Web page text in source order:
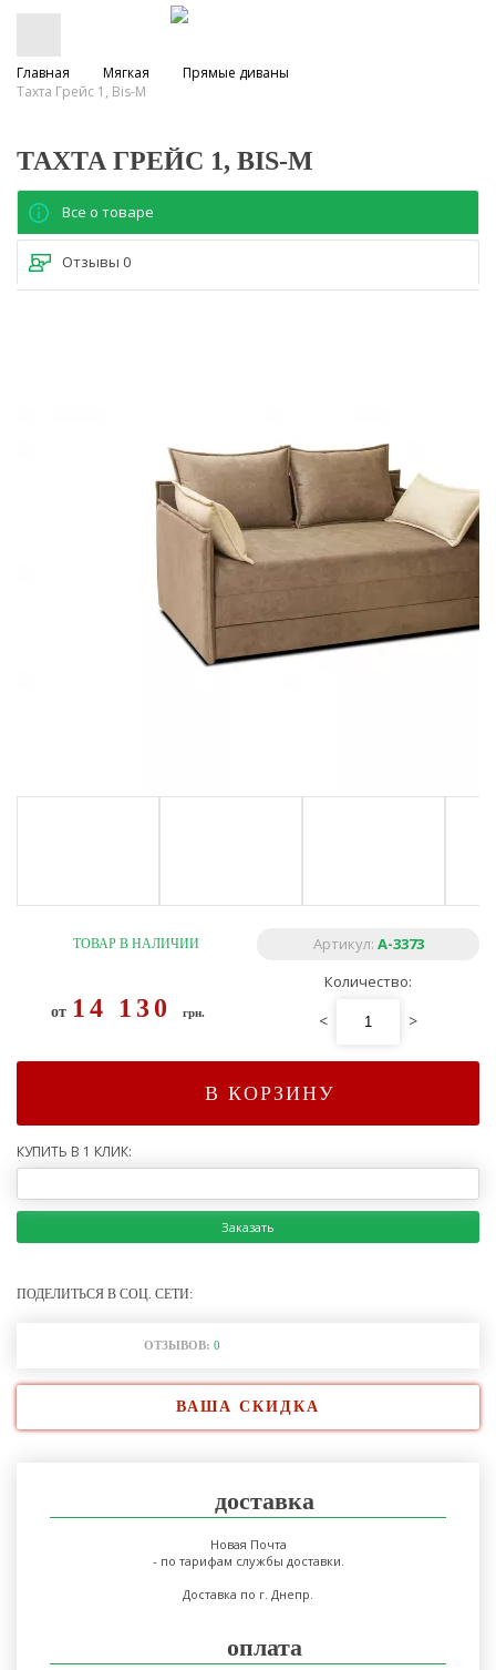
Главная Мягкая
Прямые диваны
Тахта Грейс 1, Bis-M
ТАХТА ГРЕЙС 1, BIS-M
Все о товаре
Отзывы 0
ТОВАР В НАЛИЧИИ Артикул: A-3373
от 14 130 грн.
Количество:
< >
В КОРЗИНУ
КУПИТЬ В 1 КЛИК:
Заказать
ПОДЕЛИТЬСЯ В СОЦ. СЕТИ:
ОТЗЫВОВ: 0
ВАША СКИДКА
доставка
Новая Почта
- по тарифам службы доставки.
Доставка по г. Днепр.
оплата